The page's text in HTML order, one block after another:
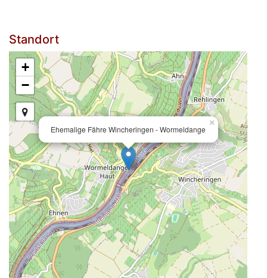
Standort
Ehemalige Fähre Wincheringen - Wormeldange
×
+
−